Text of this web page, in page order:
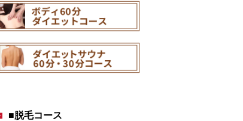
■脱毛コース